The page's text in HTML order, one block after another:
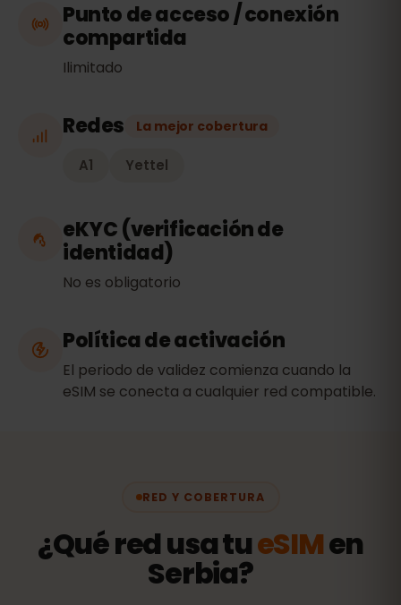
Punto de acceso / conexión
compartida
Ilimitado
Redes La mejor cobertura
A1 Yettel
eKYC (verificación de
identidad)
No es obligatorio
Política de activación
El periodo de validez comienza cuando la
eSIM se conecta a cualquier red compatible.
RED Y COBERTURA
¿Qué red usa tueSIMen
Serbia?